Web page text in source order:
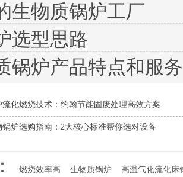
生物质锅炉工厂
选型思路
锅炉产品特点和服务
流化燃烧技术：约翰节能固废处理高效方案
炉选购指南：2大核心标准帮你选对设备
燃烧效率高 生物质锅炉 高温气化流化床